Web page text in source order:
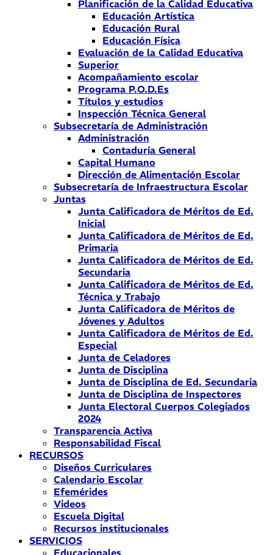
Planificación de la Calidad Educativa
Educación Artística
Educación Rural
Educación Física
Evaluación de la Calidad Educativa
Superior
Acompañamiento escolar
Programa P.O.D.Es
Títulos y estudios
Inspección Técnica General
Subsecretaría de Administración
Administración
Contaduría General
Capital Humano
Dirección de Alimentación Escolar
Subsecretaría de Infraestructura Escolar
Juntas
Junta Calificadora de Méritos de Ed.
Inicial
Junta Calificadora de Méritos de Ed.
Primaria
Junta Calificadora de Méritos de Ed.
Secundaria
Junta Calificadora de Méritos de Ed.
Técnica y Trabajo
Junta Calificadora de Méritos de
Jóvenes y Adultos
Junta Calificadora de Méritos de Ed.
Especial
Junta de Celadores
Junta de Disciplina
Junta de Disciplina de Ed. Secundaria
Junta de Disciplina de Inspectores
Junta Electoral Cuerpos Colegiados
2024
Transparencia Activa
Responsabilidad Fiscal
RECURSOS
Diseños Curriculares
Calendario Escolar
Efemérides
Videos
Escuela Digital
Recursos institucionales
SERVICIOS
Educacionales